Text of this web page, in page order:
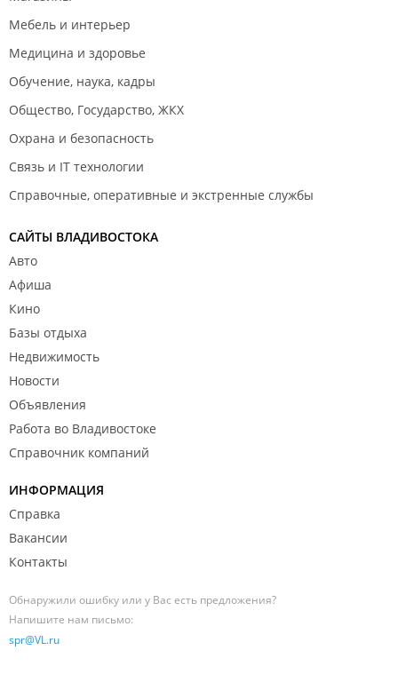
Мебель и интерьер
Медицина и здоровье
Обучение, наука, кадры
Общество, Государство, ЖКХ
Охрана и безопасность
Связь и IT технологии
Справочные, оперативные и экстренные службы
САЙТЫ ВЛАДИВОСТОКА
Авто
Афиша
Кино
Базы отдыха
Недвижимость
Новости
Объявления
Работа во Владивостоке
Справочник компаний
ИНФОРМАЦИЯ
Справка
Вакансии
Контакты
Обнаружили ошибку или у Вас есть предложения?
Напишите нам письмо:
spr@VL.ru